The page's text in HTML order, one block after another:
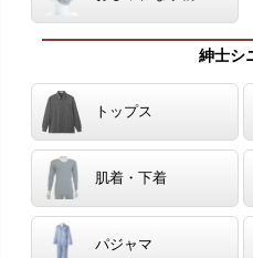
紳士シ
トップス
肌着・下着
パジャマ